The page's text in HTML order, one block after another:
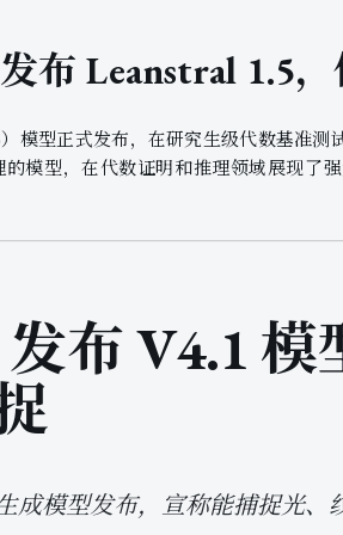
布 Leanstral 1.5
）模型正式发布，在研究生级代数基准
模型，在代数证明和推理领域展现了
布 V4.1
成模型发布，宣称能捕捉光、